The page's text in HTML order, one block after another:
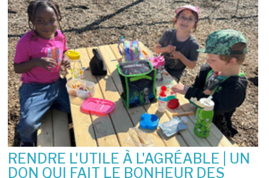
RENDRE L'UTILE À L'AGRÉABLE | UN
DON QUI FAIT LE BONHEUR DES